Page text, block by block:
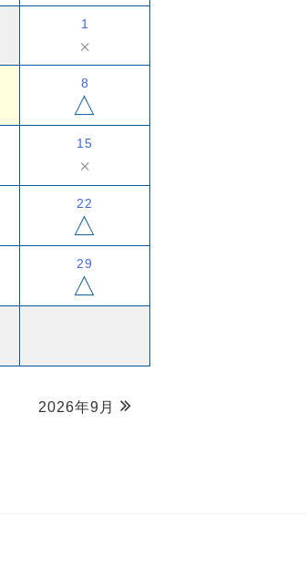
1
×
8
△
15
×
22
△
29
△
2026年9月